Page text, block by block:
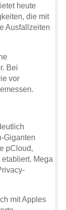
heute
die mit
Ausfallzeiten
Bei
vor
Giganten
pCloud,
Mega
mit Apples